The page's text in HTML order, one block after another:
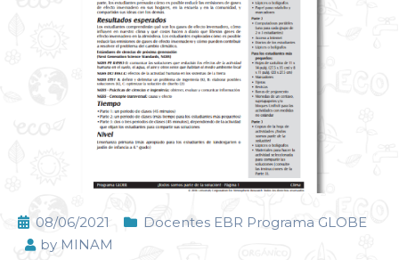
08/06/2021
Docentes EBR Programa GLOBE
by MINAM